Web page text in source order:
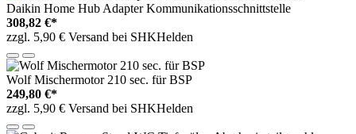
Daikin Home Hub Adapter Kommunikationsschnittstelle
308,82 €*
zzgl. 5,90 € Versand bei SHKHelden
Wolf Mischermotor 210 sec. für BSP
249,80 €*
zzgl. 5,90 € Versand bei SHKHelden